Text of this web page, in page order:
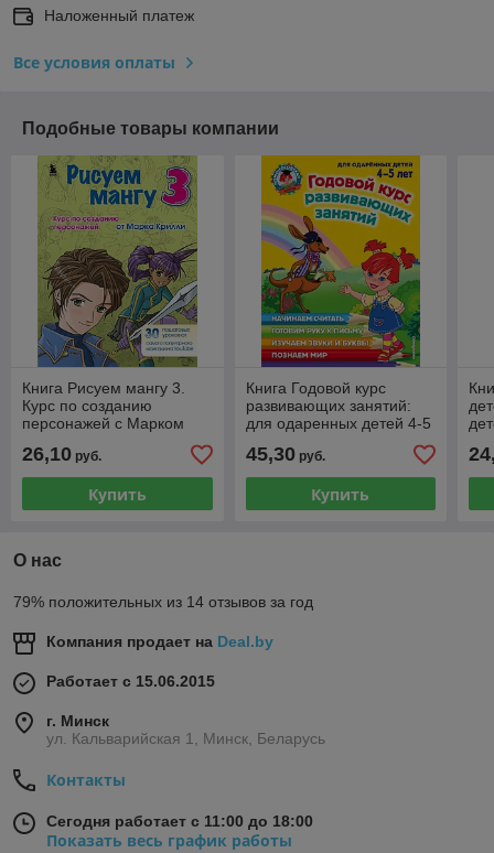
Наложенный платеж
Все условия оплаты
Подобные товары компании
Книга Рисуем мангу 3.
Курс по созданию
персонажей с Марком
26,10 руб.
Купить
Книга Годовой курс
развивающих занятий:
для одаренных детей 4-5
45,30руб.
Купить
О нас
79% положительных из 14 отзывов за год
Компания продает на Deal.by
Работает с 15.06.2015
г. Минск
ул. Кальварийская 1, Минск, Беларусь
Контакты
Сегодня работает с 11:00 до 18:00
Показать весь график работы